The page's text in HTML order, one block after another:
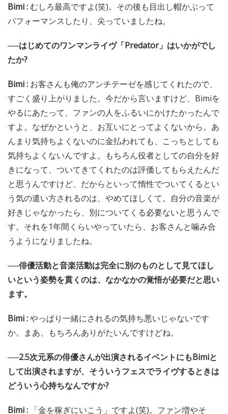
Bimi : むしろ最高ですよ(笑)。その後も目出し帽かぶって
パフォーマンスしたり、尖っていましたね。
──はじめてのワンマンライヴ「Predator」はいかがでし
たか?
Bimi : お客さんも俺のアンチテーゼを感じてくれたので、
すごく盛り上がりました。今だから言いますけど、Bimiを
やるにあたって、ファンの人をふるいにかけたかったんで
すよ。なぜかというと、お互いにとってよくないから。あ
んまり気持ちよくないのに金払われても、こっちとしても
気持ちよくないんですよ。もちろん役者としての自分を好
きになって、ついてきてくれたのは評価してもらえたんだ
と思うんですけど、だからといって惰性でついてくるとい
う気の遣い方されるのは、やめてほしくて。自分の音楽が
好きじゃなかったら、別についてくる必要ないと思うんで
す。それを1年間くらいやっていたら、お客さんと噛み合
うようになりましたね。
──俳優活動と音楽活動は完全に別のものとして見てほし
いという姿勢を貫くのは、なかなかの覚悟が必要だと思い
ます。
Bimi :やっぱり一緒にされるの気持ち悪いじゃないです
か。まあ、もちろんありがたいんですけどね。
──2.5次元系の俳優さんが出演されるイベントにもBimiと
して出演されますが、そういうフェスでライヴするときは
どういう心持ちなんですか?
Bimi : 「金を稼ぎにいこう」ですよ(笑)。ファン増やそ